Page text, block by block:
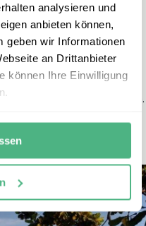
analysieren und
anbieten können,
geben wir Informationen
an Drittanbieter
können Ihre Einwilligung
Indonesiens hautnah
dem richtigen Timing.
Tanjung Puting
möglich, wo Sie mit dem
wilder Flussläufe gleiten.
aktiv: